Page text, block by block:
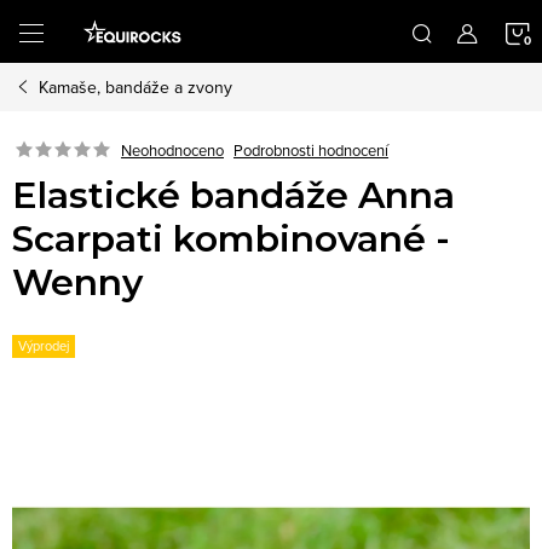
obsah
Kamaše, bandáže a zvony
Neohodnoceno Podrobnosti hodnocení
Elastické bandáže Anna
Scarpati kombinované -
Wenny
Výprodej